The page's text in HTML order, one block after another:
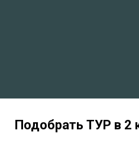
Подобрать ТУР в 2